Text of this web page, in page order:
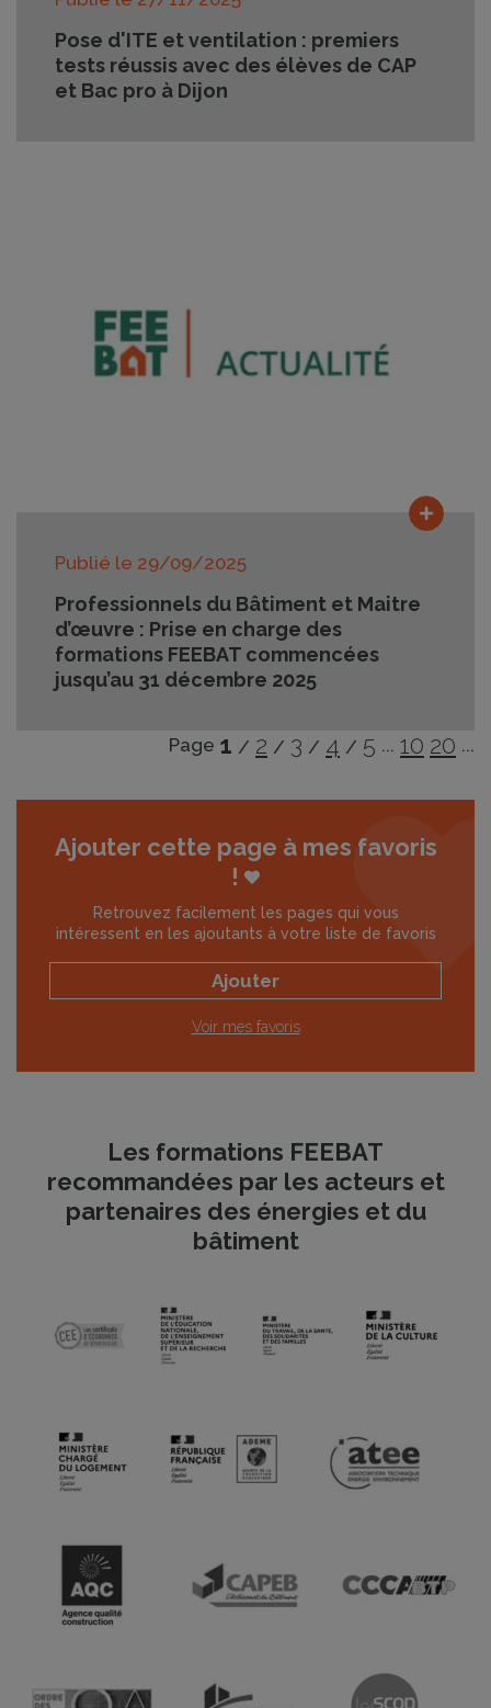
Pose d'ITE et ventilation : premiers
tests réussis avec des élèves de CAP
et Bac pro à Dijon
Publié le 29/09/2025
Professionnels du Bâtiment et Maitre
d’œuvre : Prise en charge des
formations FEEBAT commencées
jusqu’au 31 décembre 2025
Lire la
Page 1 2 3 4 5 ... 10 20 ...
Ajouter cette page à mes favoris
!
Retrouvez facilement les pages qui vous
intéressent en les ajoutants à votre liste de favoris
Ajouter
Voir mes favoris
Les formations FEEBAT
recommandées par les acteurs et
partenaires des énergies et du
bâtiment